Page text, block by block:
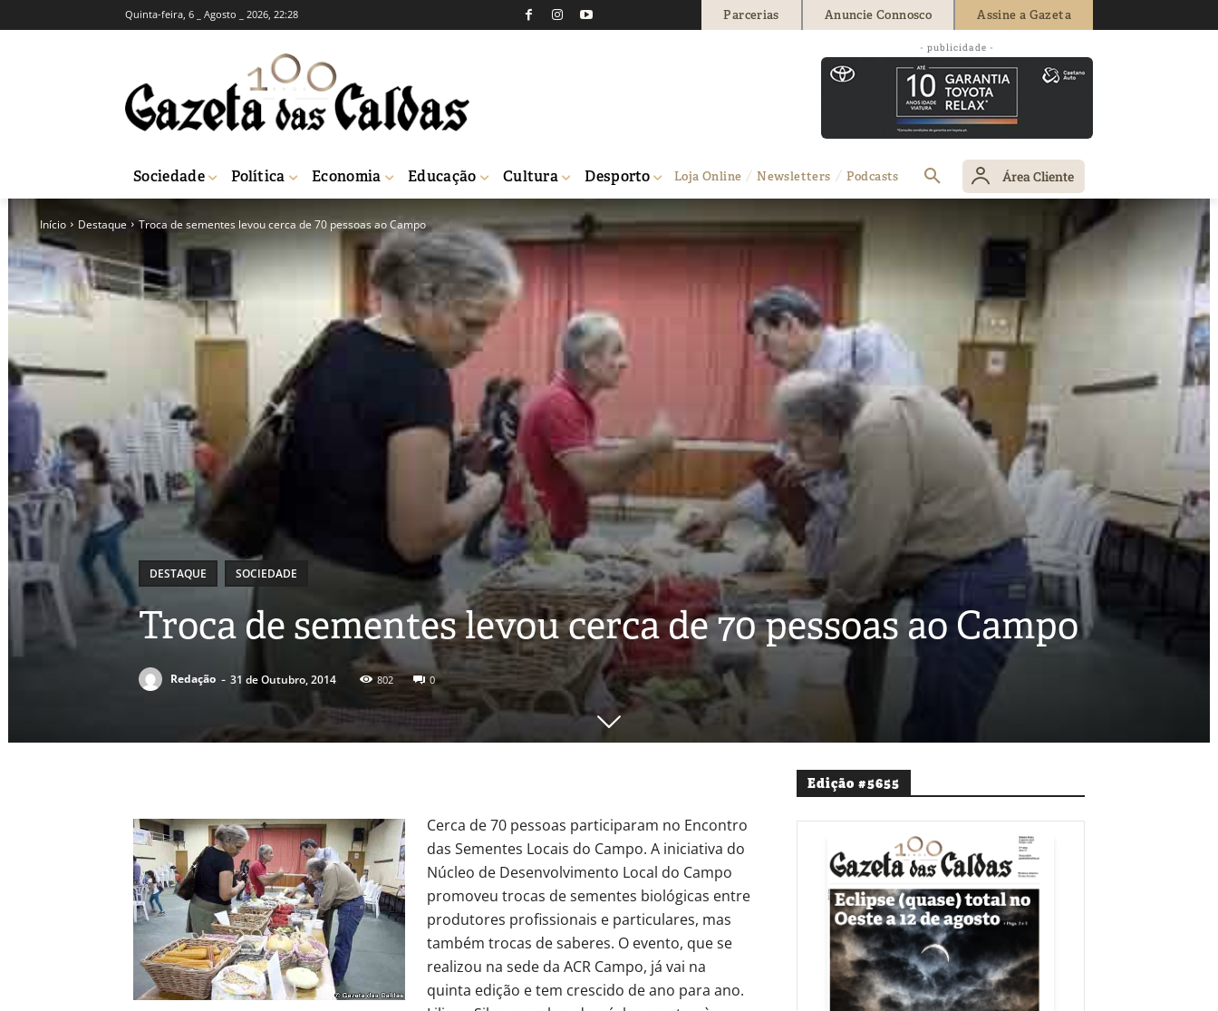
Quinta-feira, 6 _ Agosto _ 2026, 22:28 Parcerias Anuncie Connosco Assine a Gazeta
- publicidade -
Sociedade Política Economia Educação Cultura Desporto Loja Online Newsletters Podcasts Área Cliente
Início Destaque Troca de sementes levou cerca de 70 pessoas ao Campo
DESTAQUE SOCIEDADE
Troca de sementes levou cerca de 70 pessoas ao Campo
Redação - 31 de Outubro, 2014 802 0
Cerca de 70 pessoas participaram no Encontro
das Sementes Locais do Campo. A iniciativa do
Núcleo de Desenvolvimento Local do Campo
promoveu trocas de sementes biológicas entre
produtores profissionais e particulares, mas
também trocas de saberes. O evento, que se
realizou na sede da ACR Campo, já vai na
quinta edição e tem crescido de ano para ano.
Edição #5655